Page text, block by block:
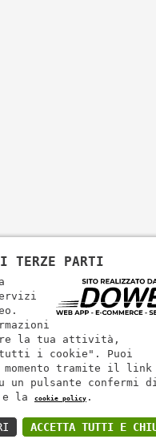
TERZE PARTI
la tua attività,
tutti i cookie". Puoi
tramite il link
un pulsante confermi
e la cookie policy .
ACCETTA TUTTI E